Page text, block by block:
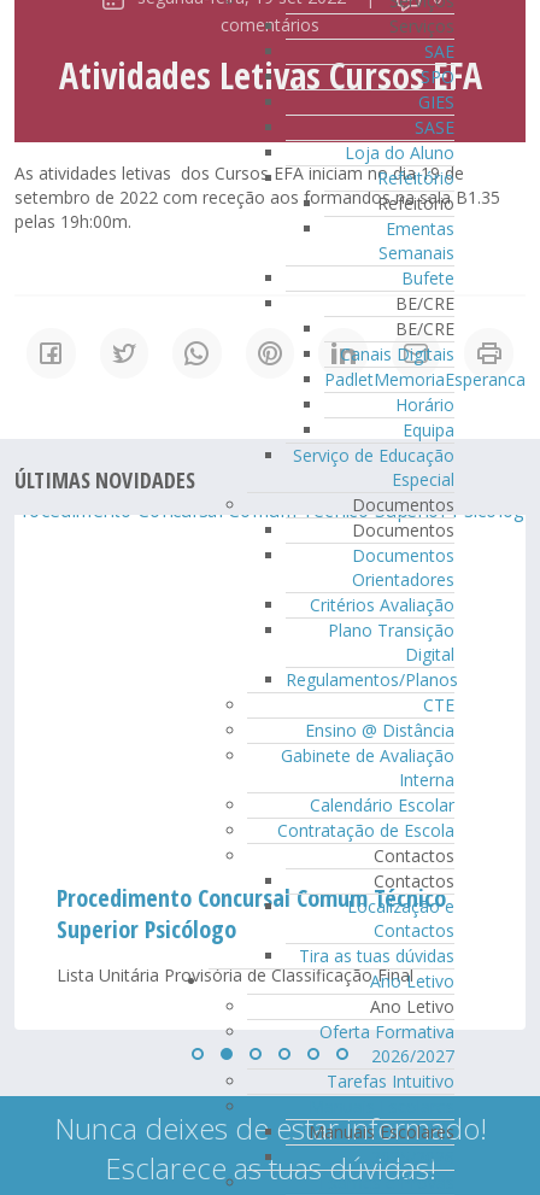
Serviços
SAE
SPO
GIES
SASE
Loja do Aluno
Refeitório
Refeitório
Ementas
Semanais
Bufete
BE/CRE
BE/CRE
Canais Digitais
PadletMemoriaEsperanca
Horário
Equipa
Serviço de Educação
Especial
Documentos
Documentos
Documentos
Orientadores
Critérios Avaliação
Plano Transição
Digital
Regulamentos/Planos
CTE
Ensino @ Distância
Gabinete de Avaliação
Interna
Calendário Escolar
Contratação de Escola
Contactos
Contactos
Localização e
Contactos
Tira as tuas dúvidas
Ano Letivo
Ano Letivo
Oferta Formativa
2026/2027
Tarefas Intuitivo
Manuais Escolares
2025/2026
Exames e Provas
comentários
Atividades Letivas Cursos EFA
As atividades letivas dos Cursos EFA iniciam no dia 19 de
setembro de 2022 com receção aos formandos na sala B1.35
pelas 19h:00m.
ÚLTIMAS NOVIDADES
Procedimento Concursal Comum Técnico
Superior Psicólogo
Lista Unitária Provisória de Classificação Final
Nunca deixes de estar informado!
Esclarece as tuas dúvidas!